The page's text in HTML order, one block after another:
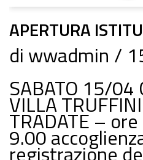
APERTURA
di wwadmin
SABATO 15/04
VILLA
TRADATE – ore
9.00
registrazione